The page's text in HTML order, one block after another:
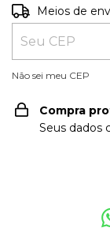
Entregas para o
Meios de
Não sei meu CEP
Compra
Seus dados